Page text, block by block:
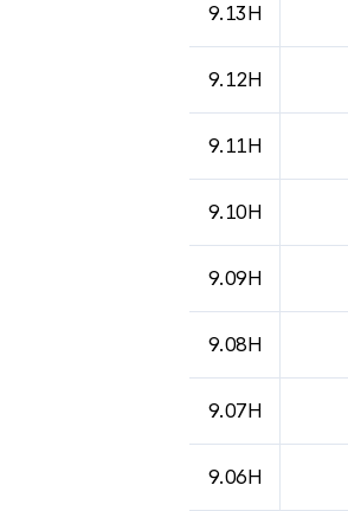
9.13H
9.12H
9.11H
9.10H
9.09H
9.08H
9.07H
9.06H